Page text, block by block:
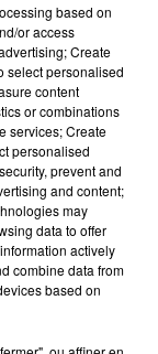
FORÊT : LES
BIENTÔT
LES
RAYONS...
COÛTE 25 %
CINQ ANS,
based on
or access
Create
select personalised
content
or combinations
services; Create
personalised
prevent and
and content;
may
data to offer
actively
combine data from
based on